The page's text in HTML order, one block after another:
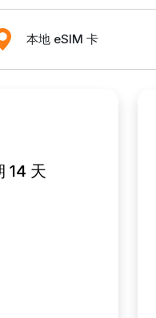
本地 eSIM 卡
14 天